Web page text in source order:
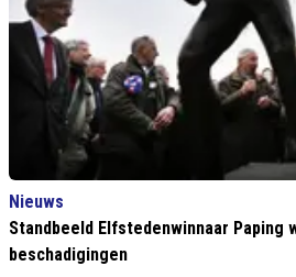
Nieuws
Standbeeld Elfstedenwinnaar Paping
beschadigingen